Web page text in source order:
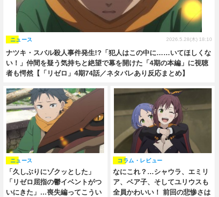
ナツキ・スバル殺人事件発生!?「犯人はこの中に……いてほしくな
い！」仲間を疑う気持ちと絶望で幕を開けた「4期の本編」に視聴
者も愕然【「リゼロ」4期74話／ネタバレあり反応まとめ】
ニュース 2026.5.28(木) 18:10
「久しぶりにゾクッとした」
「リゼロ屈指の鬱イベントがつ
いにきた」…喪失編ってこうい
ニュース
なにこれ？…シャウラ、エミリ
ア、ベア子、そしてユリウスも
全員かわいい！ 前回の悲惨さは
コラム・レビュー